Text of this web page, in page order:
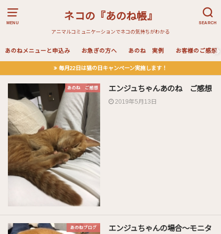
MENU SEARCH
ネコの『あのね帳』
アニマルコミュニケーションでネコの気持ちがわかる
あのねメニューと申込み お急ぎの方へ あのね 実例 お客様のご感想
毎月22日は猫の日キャンペーン実施します！
あのね ご感想 エンジュちゃんあのね ご感想
2019年5月13日
あのねブログ
エンジュちゃんの場合〜モニタ